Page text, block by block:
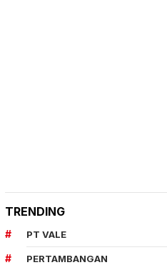
TRENDING
PT VALE
PERTAMBANGAN